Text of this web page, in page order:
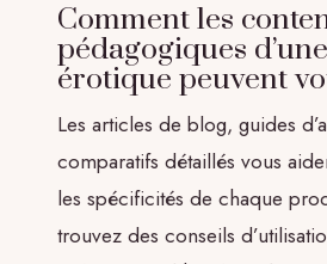
Comment les
pédagogiques
érotique peuvent
Les articles de blog, guides
comparatifs détaillés vous
les spécificités de chaque
trouvez des conseils